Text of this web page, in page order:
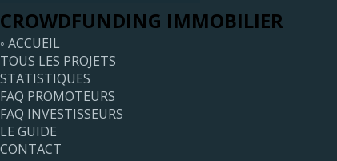
CROWDFUNDING IMMOBILIER
◦ ACCUEIL
TOUS LES PROJETS
STATISTIQUES
FAQ PROMOTEURS
FAQ INVESTISSEURS
LE GUIDE
CONTACT